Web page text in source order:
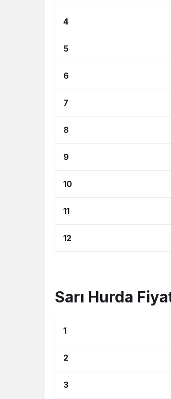
4
5
6
7
8
9
10
11
12
Sarı Hurda
1
2
3